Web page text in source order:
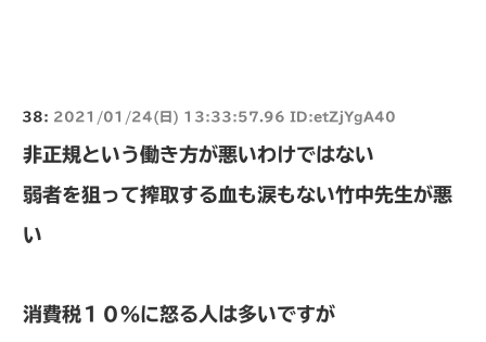
38: 2021/01/24(日) 13:33:57.96 ID:etZjYgA40
非正規という働き方が悪いわけではない
弱者を狙って搾取する血も涙もない竹中先生が悪
い
消費税１０％に怒る人は多いですが